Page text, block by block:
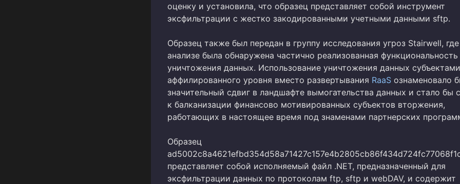
оценку и установила, что образец представляет собой инструмент
эксфильтрации с жестко закодированными учетными данными sftp.
Образец также был передан в группу исследования угроз Stairwell,
анализе была обнаружена частично реализованная функциональность
уничтожения данных. Использование уничтожения данных субъектами
аффилированного уровня вместо развертывания RaaS ознаменовало
значительный сдвиг в ландшафте вымогательства данных и стало бы
к балканизации финансово мотивированных субъектов вторжения,
работающих в настоящее время под знаменами партнерских
Образец
представляет собой исполняемый файл .NET, предназначенный для
эксфильтрации данных по протоколам ftp, sftp и webDAV, и содержит